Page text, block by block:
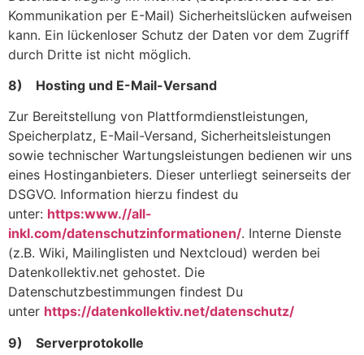
Kommunikation per E-Mail) Sicherheitslücken aufweisen
kann. Ein lückenloser Schutz der Daten vor dem Zugriff
durch Dritte ist nicht möglich.
8) Hosting und E-Mail-Versand
Zur Bereitstellung von Plattformdienstleistungen,
Speicherplatz, E-Mail-Versand, Sicherheitsleistungen
sowie technischer Wartungsleistungen bedienen wir uns
eines Hostinganbieters. Dieser unterliegt seinerseits der
DSGVO. Information hierzu findest du
unter: https:www.//all-
inkl.com/datenschutzinformationen/. Interne Dienste
(z.B. Wiki, Mailinglisten und Nextcloud) werden bei
Datenkollektiv.net gehostet. Die
Datenschutzbestimmungen findest Du
unter https://datenkollektiv.net/datenschutz/
9) Serverprotokolle